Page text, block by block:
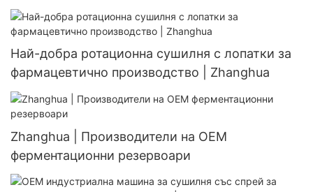
Най-добра ротационна сушилня с лопатки за
фармацевтично производство | Zhanghua
Zhanghua | Производители на OEM
ферментационни резервоари